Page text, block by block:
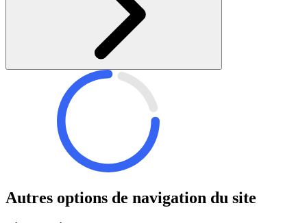
Autres options de navigation du site